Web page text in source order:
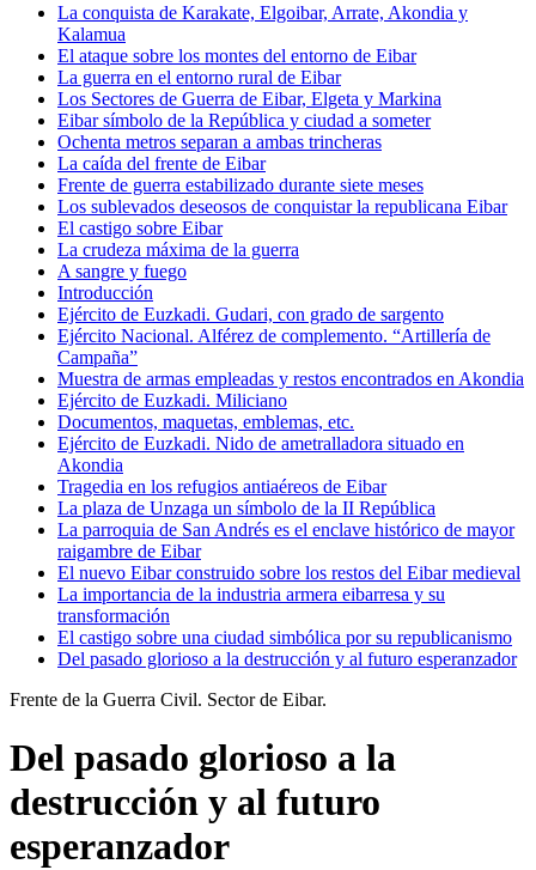
La conquista de Karakate, Elgoibar, Arrate, Akondia y
Kalamua
El ataque sobre los montes del entorno de Eibar
La guerra en el entorno rural de Eibar
Los Sectores de Guerra de Eibar, Elgeta y Markina
Eibar símbolo de la República y ciudad a someter
Ochenta metros separan a ambas trincheras
La caída del frente de Eibar
Frente de guerra estabilizado durante siete meses
Los sublevados deseosos de conquistar la republicana Eibar
El castigo sobre Eibar
La crudeza máxima de la guerra
A sangre y fuego
Introducción
Ejército de Euzkadi. Gudari, con grado de sargento
Ejército Nacional. Alférez de complemento. “Artillería de
Campaña”
Muestra de armas empleadas y restos encontrados en Akondia
Ejército de Euzkadi. Miliciano
Documentos, maquetas, emblemas, etc.
Ejército de Euzkadi. Nido de ametralladora situado en
Akondia
Tragedia en los refugios antiaéreos de Eibar
La plaza de Unzaga un símbolo de la II República
La parroquia de San Andrés es el enclave histórico de mayor
raigambre de Eibar
El nuevo Eibar construido sobre los restos del Eibar medieval
La importancia de la industria armera eibarresa y su
transformación
El castigo sobre una ciudad simbólica por su republicanismo
Del pasado glorioso a la destrucción y al futuro esperanzador
Frente de la Guerra Civil. Sector de Eibar.
Del pasado glorioso a la
destrucción y al futuro
esperanzador